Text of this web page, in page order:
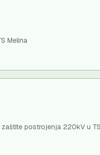
Melina
postrojenja 220kV u